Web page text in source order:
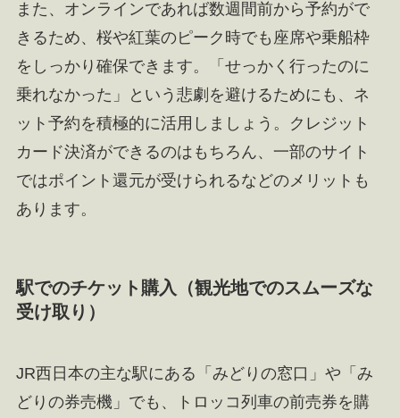
また、オンラインであれば数週間前から予約がで
きるため、桜や紅葉のピーク時でも座席や乗船枠
をしっかり確保できます。「せっかく行ったのに
乗れなかった」という悲劇を避けるためにも、ネ
ット予約を積極的に活用しましょう。クレジット
カード決済ができるのはもちろん、一部のサイト
ではポイント還元が受けられるなどのメリットも
あります。
駅でのチケット購入（観光地でのスムーズな
受け取り）
JR西日本の主な駅にある「みどりの窓口」や「み
どりの券売機」でも、トロッコ列車の前売券を購